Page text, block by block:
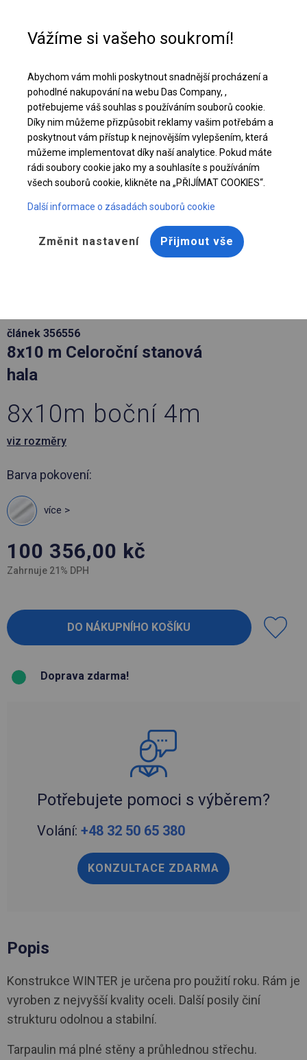
Stáhněte si nabídku PDF
článek 356556
8x10 m Celoroční stanová
hala
8x10m boční 4m
viz rozměry
Barva pokovení:
více >
100 356,00 kč
Zahrnuje 21% DPH
Doprava zdarma!
Potřebujete pomoci s výběrem?
Volání: +48 32 50 65 380
KONZULTACE ZDARMA
Popis
Konstrukce WINTER je určena pro použití roku. Rám je
vyroben z nejvyšší kvality oceli. Další posily činí
strukturu odolnou a stabilní.
Tarpaulin má plné stěny a průhlednou střechu.
Vážíme si vašeho soukromí!
Abychom vám mohli poskytnout snadnější procházení a
pohodlné nakupování na webu Das Company, ,
potřebujeme váš souhlas s používáním souborů cookie.
Díky nim můžeme přizpůsobit reklamy vašim potřebám a
poskytnout vám přístup k nejnovějším vylepšením, která
můžeme implementovat díky naší analytice. Pokud máte
rádi soubory cookie jako my a souhlasíte s používáním
všech souborů cookie, klikněte na „PŘIJÍMAT COOKIES“.
Další informace o zásadách souborů cookie
Změnit nastavení Přijmout vše